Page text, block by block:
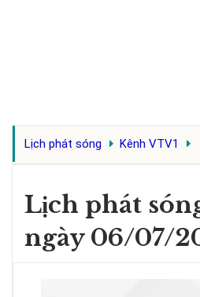
Lịch phát sóng Kênh VTV1
Lịch phát
ngày 06/07/